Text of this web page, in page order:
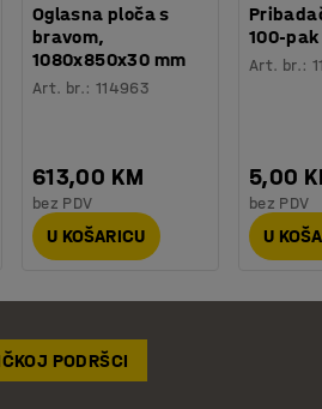
Oglasna ploča s
bravom,
1080x850x30 mm
Art. br.: 114963
613,00 KM
bez PDV
U KOŠARICU
100-pak
Art. br.:
5,00
bez PDV
U
PODRŠCI